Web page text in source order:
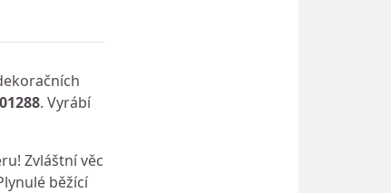
. Vyrábí
Zvláštní věc
běžící